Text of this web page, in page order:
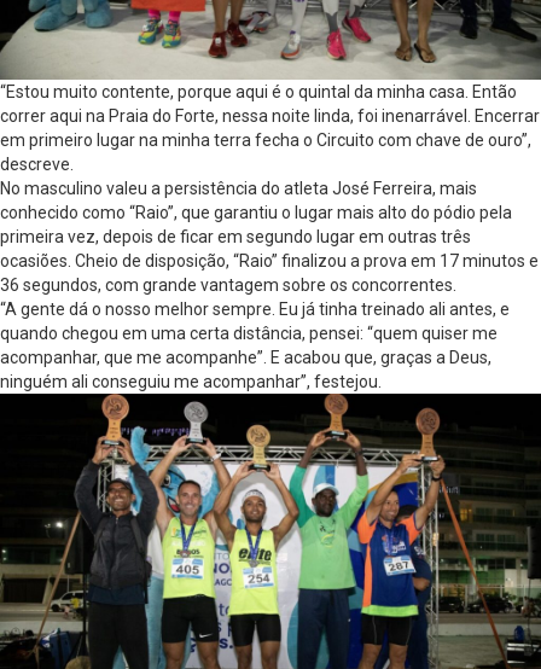
“Estou muito contente, porque aqui é o quintal da minha casa. Então
correr aqui na Praia do Forte, nessa noite linda, foi inenarrável. Encerrar
em primeiro lugar na minha terra fecha o Circuito com chave de ouro”,
descreve.
No masculino valeu a persistência do atleta José Ferreira, mais
conhecido como “Raio”, que garantiu o lugar mais alto do pódio pela
primeira vez, depois de ficar em segundo lugar em outras três
ocasiões. Cheio de disposição, “Raio” finalizou a prova em 17 minutos e
36 segundos, com grande vantagem sobre os concorrentes.
“A gente dá o nosso melhor sempre. Eu já tinha treinado ali antes, e
quando chegou em uma certa distância, pensei: “quem quiser me
acompanhar, que me acompanhe”. E acabou que, graças a Deus,
ninguém ali conseguiu me acompanhar”, festejou.